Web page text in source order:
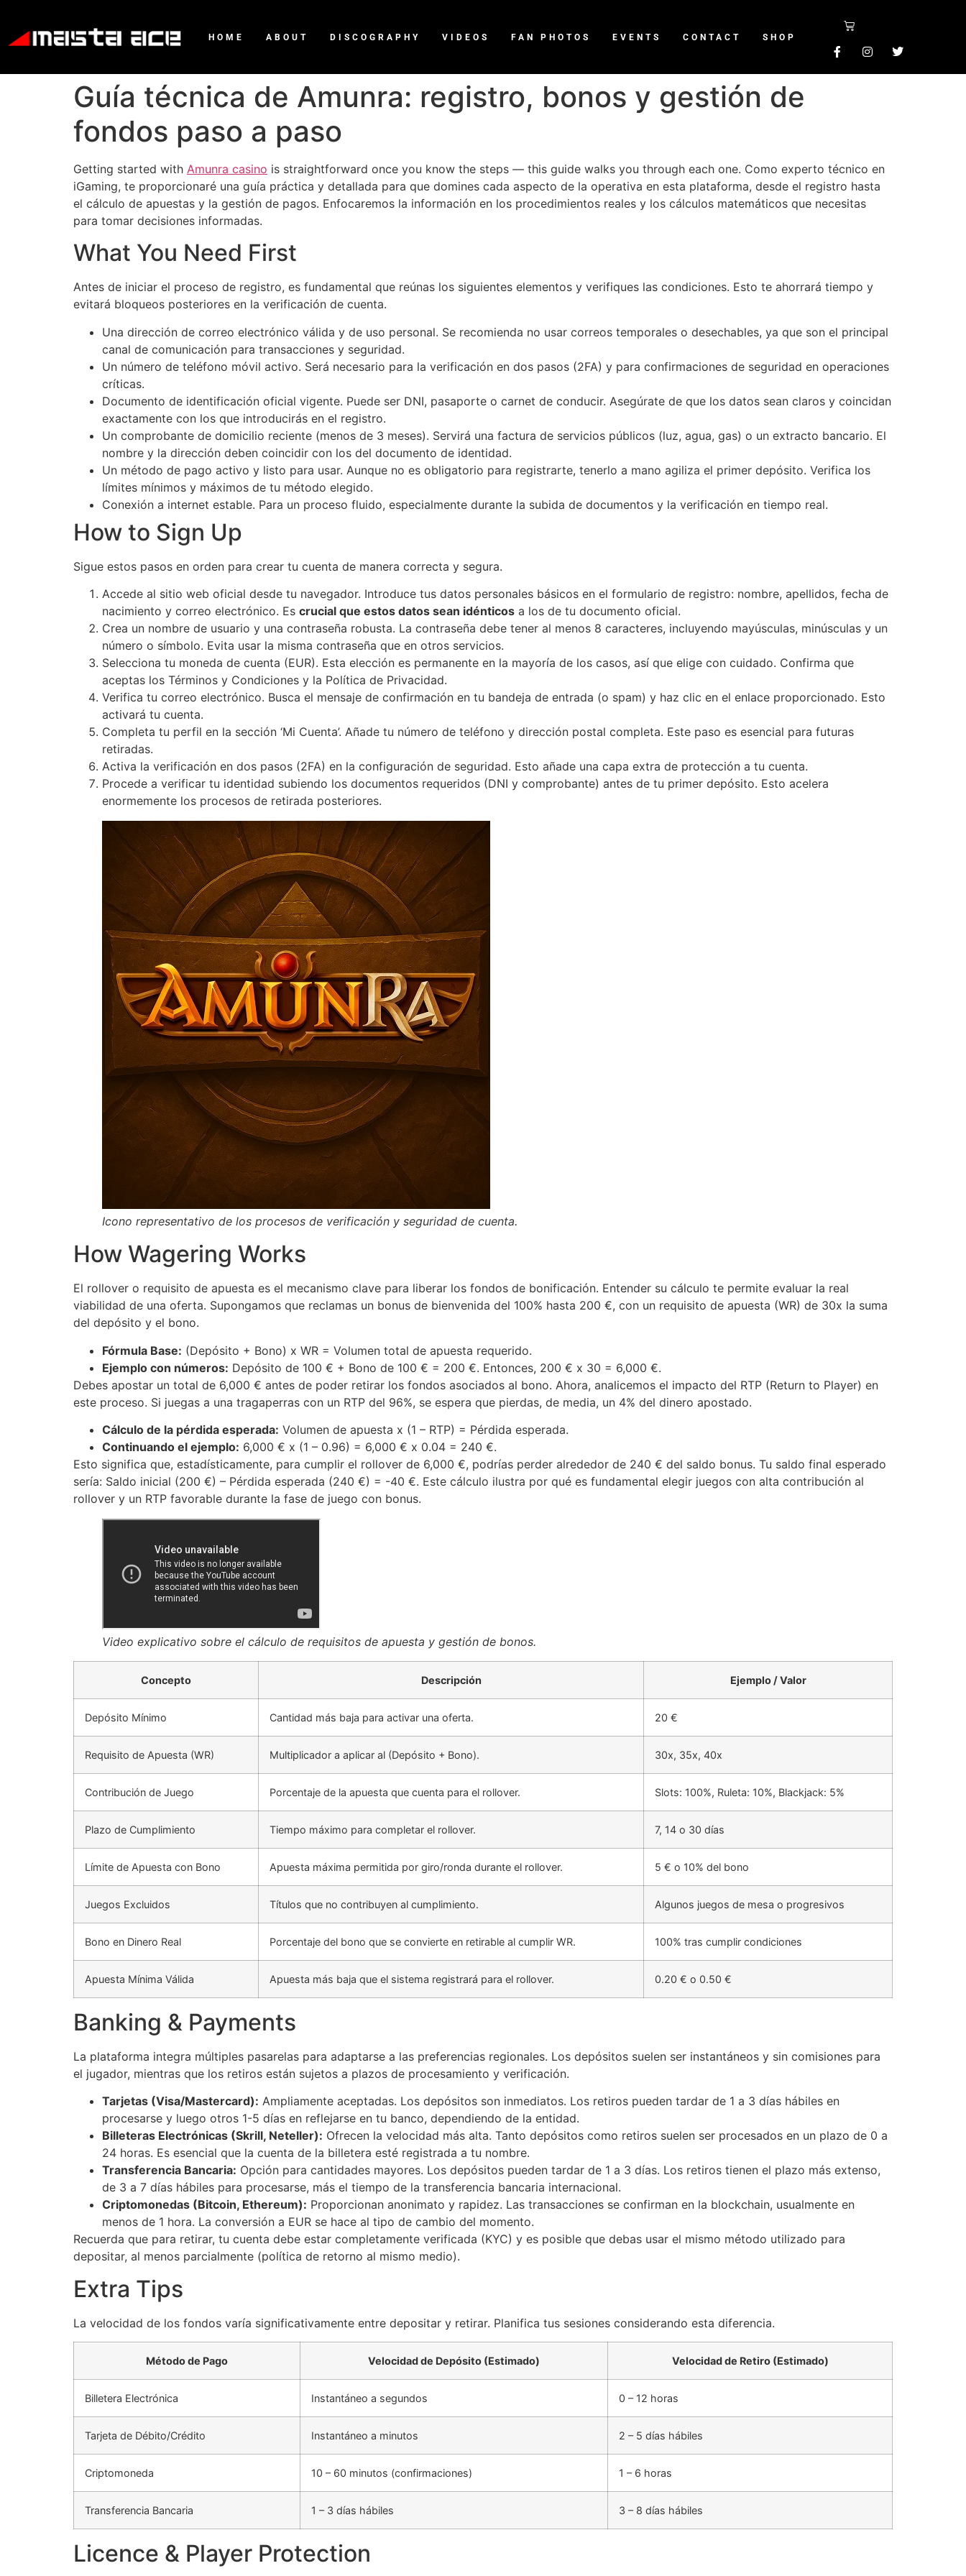
HOME ABOUT DISCOGRAPHY VIDEOS FAN PHOTOS EVENTS CONTACT SHOP
Guía técnica de Amunra: registro, bonos y gestión de
fondos paso a paso
Getting started with Amunra casino is straightforward once you know the steps — this guide walks you through each one. Como experto técnico en
iGaming, te proporcionaré una guía práctica y detallada para que domines cada aspecto de la operativa en esta plataforma, desde el registro hasta
el cálculo de apuestas y la gestión de pagos. Enfocaremos la información en los procedimientos reales y los cálculos matemáticos que necesitas
para tomar decisiones informadas.
What You Need First
Antes de iniciar el proceso de registro, es fundamental que reúnas los siguientes elementos y verifiques las condiciones. Esto te ahorrará tiempo y
evitará bloqueos posteriores en la verificación de cuenta.
Una dirección de correo electrónico válida y de uso personal. Se recomienda no usar correos temporales o desechables, ya que son el principal
canal de comunicación para transacciones y seguridad.
Un número de teléfono móvil activo. Será necesario para la verificación en dos pasos (2FA) y para confirmaciones de seguridad en operaciones
críticas.
Documento de identificación oficial vigente. Puede ser DNI, pasaporte o carnet de conducir. Asegúrate de que los datos sean claros y coincidan
exactamente con los que introducirás en el registro.
Un comprobante de domicilio reciente (menos de 3 meses). Servirá una factura de servicios públicos (luz, agua, gas) o un extracto bancario. El
nombre y la dirección deben coincidir con los del documento de identidad.
Un método de pago activo y listo para usar. Aunque no es obligatorio para registrarte, tenerlo a mano agiliza el primer depósito. Verifica los
límites mínimos y máximos de tu método elegido.
Conexión a internet estable. Para un proceso fluido, especialmente durante la subida de documentos y la verificación en tiempo real.
How to Sign Up
Sigue estos pasos en orden para crear tu cuenta de manera correcta y segura.
Accede al sitio web oficial desde tu navegador. Introduce tus datos personales básicos en el formulario de registro: nombre, apellidos, fecha de
nacimiento y correo electrónico. Es crucial que estos datos sean idénticos a los de tu documento oficial.
Crea un nombre de usuario y una contraseña robusta. La contraseña debe tener al menos 8 caracteres, incluyendo mayúsculas, minúsculas y un
número o símbolo. Evita usar la misma contraseña que en otros servicios.
Selecciona tu moneda de cuenta (EUR). Esta elección es permanente en la mayoría de los casos, así que elige con cuidado. Confirma que
aceptas los Términos y Condiciones y la Política de Privacidad.
Verifica tu correo electrónico. Busca el mensaje de confirmación en tu bandeja de entrada (o spam) y haz clic en el enlace proporcionado. Esto
activará tu cuenta.
Completa tu perfil en la sección ‘Mi Cuenta’. Añade tu número de teléfono y dirección postal completa. Este paso es esencial para futuras
retiradas.
Activa la verificación en dos pasos (2FA) en la configuración de seguridad. Esto añade una capa extra de protección a tu cuenta.
Procede a verificar tu identidad subiendo los documentos requeridos (DNI y comprobante) antes de tu primer depósito. Esto acelera
enormemente los procesos de retirada posteriores.
Icono representativo de los procesos de verificación y seguridad de cuenta.
How Wagering Works
El rollover o requisito de apuesta es el mecanismo clave para liberar los fondos de bonificación. Entender su cálculo te permite evaluar la real
viabilidad de una oferta. Supongamos que reclamas un bonus de bienvenida del 100% hasta 200 €, con un requisito de apuesta (WR) de 30x la suma
del depósito y el bono.
Fórmula Base: (Depósito + Bono) x WR = Volumen total de apuesta requerido.
Ejemplo con números: Depósito de 100 € + Bono de 100 € = 200 €. Entonces, 200 € x 30 = 6,000 €.
Debes apostar un total de 6,000 € antes de poder retirar los fondos asociados al bono. Ahora, analicemos el impacto del RTP (Return to Player) en
este proceso. Si juegas a una tragaperras con un RTP del 96%, se espera que pierdas, de media, un 4% del dinero apostado.
Cálculo de la pérdida esperada: Volumen de apuesta x (1 – RTP) = Pérdida esperada.
Continuando el ejemplo: 6,000 € x (1 – 0.96) = 6,000 € x 0.04 = 240 €.
Esto significa que, estadísticamente, para cumplir el rollover de 6,000 €, podrías perder alrededor de 240 € del saldo bonus. Tu saldo final esperado
sería: Saldo inicial (200 €) – Pérdida esperada (240 €) = -40 €. Este cálculo ilustra por qué es fundamental elegir juegos con alta contribución al
rollover y un RTP favorable durante la fase de juego con bonus.
Video explicativo sobre el cálculo de requisitos de apuesta y gestión de bonos.
Concepto Descripción Ejemplo / Valor
Depósito Mínimo Cantidad más baja para activar una oferta. 20 €
Requisito de Apuesta (WR) Multiplicador a aplicar al (Depósito + Bono). 30x, 35x, 40x
Contribución de Juego Porcentaje de la apuesta que cuenta para el rollover. Slots: 100%, Ruleta: 10%, Blackjack: 5%
Plazo de Cumplimiento Tiempo máximo para completar el rollover. 7, 14 o 30 días
Límite de Apuesta con Bono Apuesta máxima permitida por giro/ronda durante el rollover. 5 € o 10% del bono
Juegos Excluidos Títulos que no contribuyen al cumplimiento. Algunos juegos de mesa o progresivos
Bono en Dinero Real Porcentaje del bono que se convierte en retirable al cumplir WR. 100% tras cumplir condiciones
Apuesta Mínima Válida Apuesta más baja que el sistema registrará para el rollover. 0.20 € o 0.50 €
Banking & Payments
La plataforma integra múltiples pasarelas para adaptarse a las preferencias regionales. Los depósitos suelen ser instantáneos y sin comisiones para
el jugador, mientras que los retiros están sujetos a plazos de procesamiento y verificación.
Tarjetas (Visa/Mastercard): Ampliamente aceptadas. Los depósitos son inmediatos. Los retiros pueden tardar de 1 a 3 días hábiles en
procesarse y luego otros 1-5 días en reflejarse en tu banco, dependiendo de la entidad.
Billeteras Electrónicas (Skrill, Neteller): Ofrecen la velocidad más alta. Tanto depósitos como retiros suelen ser procesados en un plazo de 0 a
24 horas. Es esencial que la cuenta de la billetera esté registrada a tu nombre.
Transferencia Bancaria: Opción para cantidades mayores. Los depósitos pueden tardar de 1 a 3 días. Los retiros tienen el plazo más extenso,
de 3 a 7 días hábiles para procesarse, más el tiempo de la transferencia bancaria internacional.
Criptomonedas (Bitcoin, Ethereum): Proporcionan anonimato y rapidez. Las transacciones se confirman en la blockchain, usualmente en
menos de 1 hora. La conversión a EUR se hace al tipo de cambio del momento.
Recuerda que para retirar, tu cuenta debe estar completamente verificada (KYC) y es posible que debas usar el mismo método utilizado para
depositar, al menos parcialmente (política de retorno al mismo medio).
Extra Tips
La velocidad de los fondos varía significativamente entre depositar y retirar. Planifica tus sesiones considerando esta diferencia.
Método de Pago Velocidad de Depósito (Estimado) Velocidad de Retiro (Estimado)
Billetera Electrónica Instantáneo a segundos 0 – 12 horas
Tarjeta de Débito/Crédito Instantáneo a minutos 2 – 5 días hábiles
Criptomoneda 10 – 60 minutos (confirmaciones) 1 – 6 horas
Transferencia Bancaria 1 – 3 días hábiles 3 – 8 días hábiles
Licence & Player Protection